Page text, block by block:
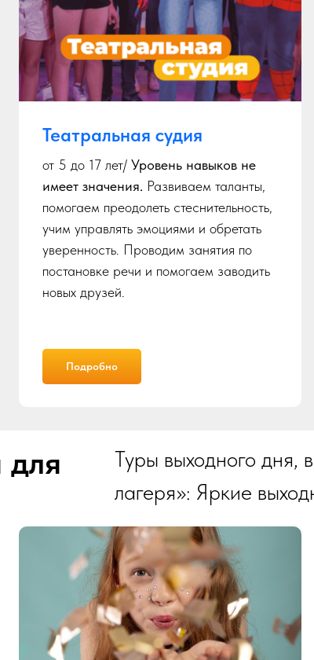
Театральная судия
от 5 до 17 лет/ Уровень навыков не
имеет значения. Развиваем таланты,
помогаем преодолеть стеснительность,
учим управлять эмоциями и обретать
уверенность. Проводим занятия по
постановке речи и помогаем заводить
новых друзей.
Подробно
Туры выходного дня,
лагеря»: Яркие